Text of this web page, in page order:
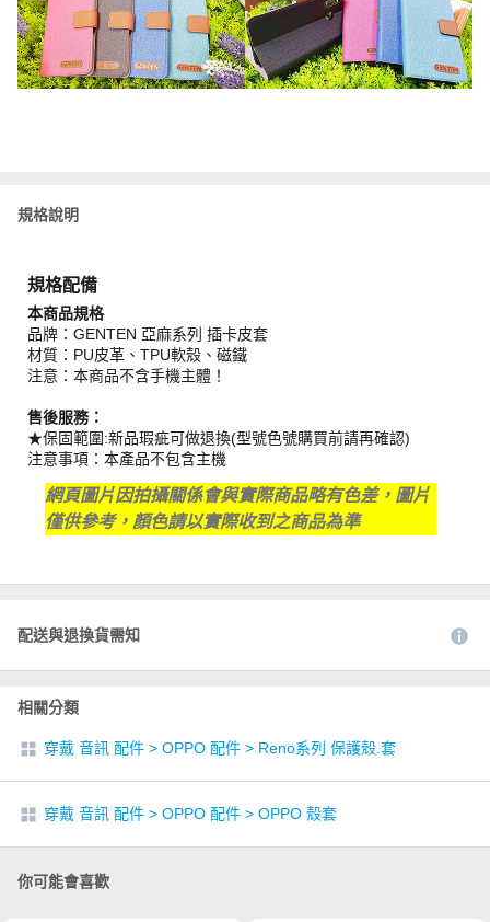
規格說明
規格配備
本商品規格
品牌：GENTEN 亞麻系列 插卡皮套
材質：PU皮革、TPU軟殼、磁鐵
注意：本商品不含手機主體！
售後服務：
★保固範圍:新品瑕疵可做退換(型號色號購買前請再確認)
注意事項：本產品不包含主機
網頁圖片因拍攝關係會與實際商品略有色差，圖片
僅供參考，顏色請以實際收到之商品為準
配送與退換貨需知
相關分類
穿戴 音訊 配件 > OPPO 配件 > Reno系列 保護殼.套
穿戴 音訊 配件 > OPPO 配件 > OPPO 殼套
你可能會喜歡